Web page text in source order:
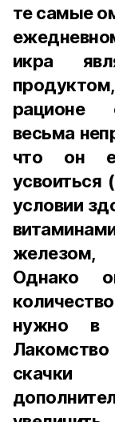
те самые
икра
рационе
весьма
что он
усвоиться
условии
Однако
нужно в